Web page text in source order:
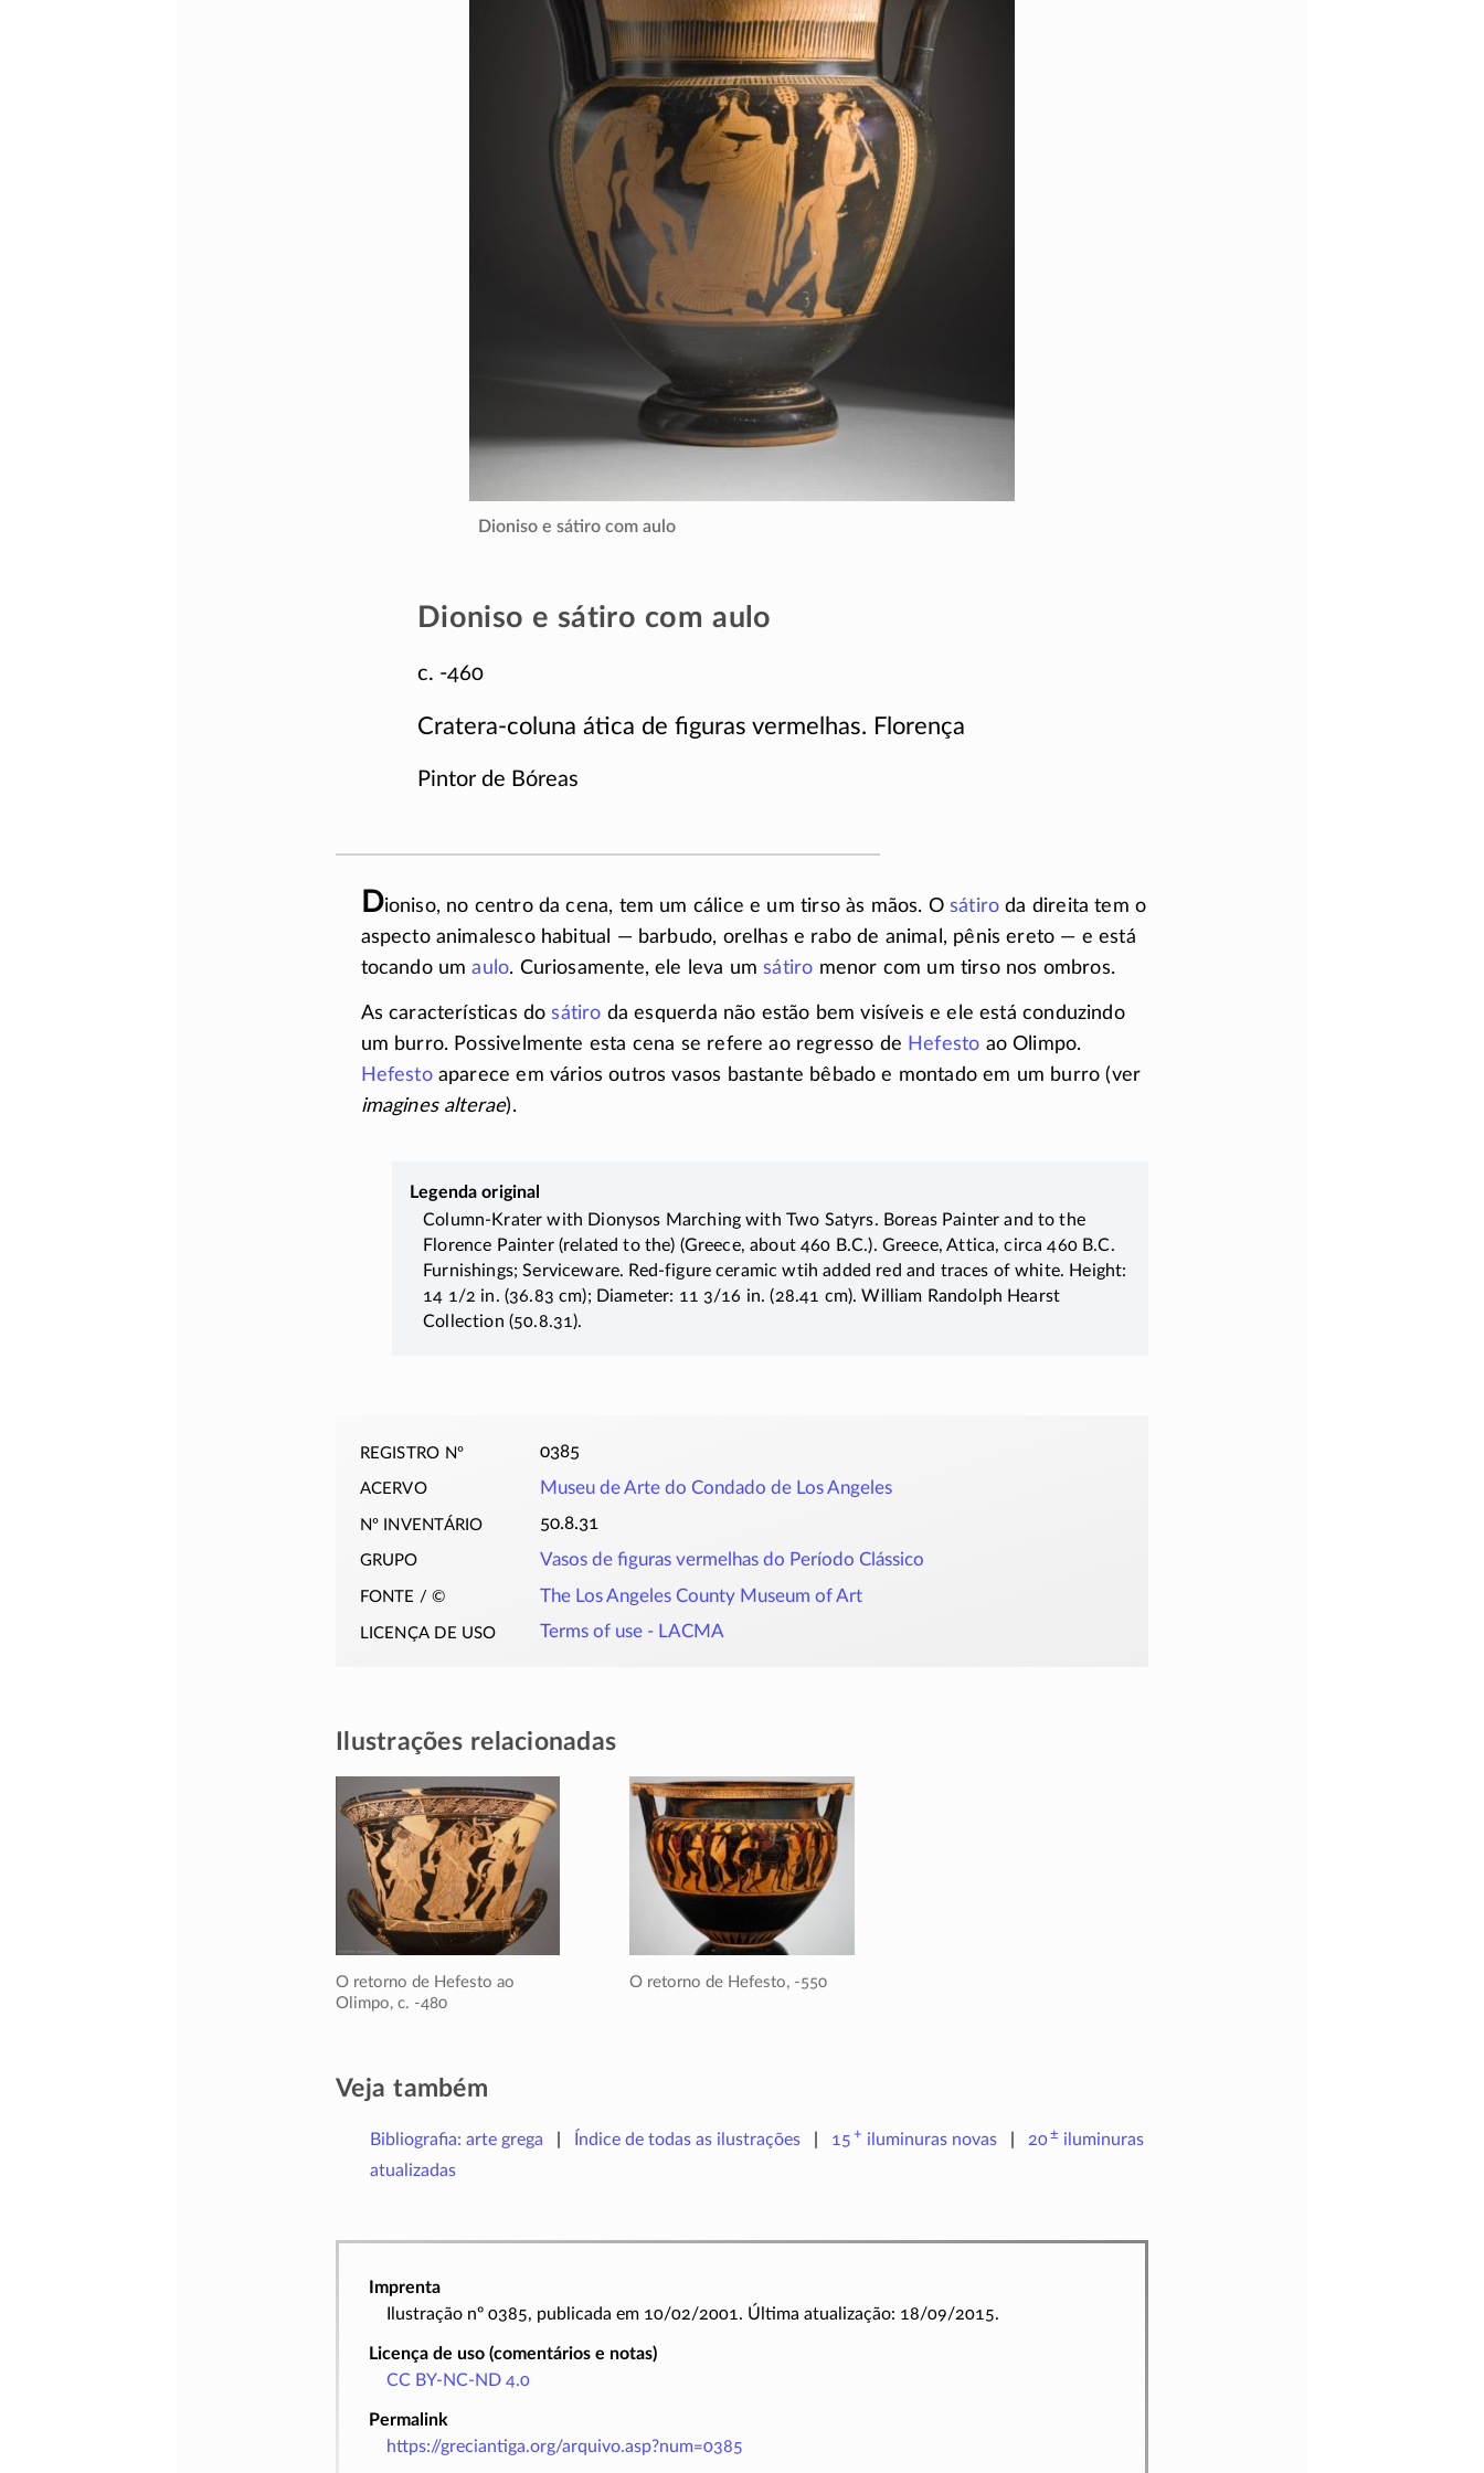
Dioniso e sátiro com aulo
Dioniso e sátiro com aulo
c. -460
Cratera-coluna ática de figuras vermelhas. Florença
Pintor de Bóreas
Dioniso, no centro da cena, tem um cálice e um tirso às mãos. O sátiro da direita tem o
aspecto animalesco habitual — barbudo, orelhas e rabo de animal, pênis ereto — e está
tocando umaulo. Curiosamente, ele leva um sátiro menor com um tirso nos ombros.
As características do sátiro da esquerda não estão bem visíveis e ele está conduzindo
um burro. Possivelmente esta cena se refere ao regresso de Hefesto ao Olimpo.
Hefestoaparece em vários outros vasos bastante bêbado e montado em um burro (ver
imagines alterae).
Legenda original
Column-Krater with Dionysos Marching with Two Satyrs. Boreas Painter and to the
Florence Painter (related to the) (Greece, about 460 B.C.). Greece, Attica, circa 460 B.C.
Furnishings; Serviceware. Red-figure ceramic wtih added red and traces of white. Height:
14 1/2 in. (36.83 cm); Diameter: 11 3/16 in. (28.41 cm). William Randolph Hearst
Collection (50.8.31).
registro nº 0385
acervo Museu de Arte do Condado de Los Angeles
nº inventário 50.8.31
grupo Vasos de figuras vermelhas do Período Clássico
fonte / © The Los Angeles County Museum of Art
licença de uso Terms of use - LACMA
Ilustrações relacionadas
O retorno de Hefesto ao
Olimpo, c. -480
O retorno de Hefesto, -550
Veja também
Bibliografia: arte grega Índice de todas as ilustrações 15 + iluminurasnovas 20± iluminuras
atualizadas
Imprenta
Ilustração nº 0385, publicada em 10/02/2001. Última atualização: 18/09/2015.
Licença de uso (comentários e notas)
CC BY-NC-ND 4.0
Permalink
https://greciantiga.org/arquivo.asp?num=0385